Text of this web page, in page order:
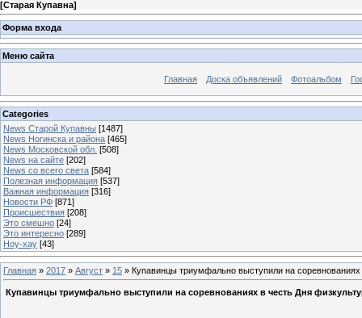
[Старая Купавна]
Форма входа
Меню сайта
Главная Доска объявлений Фотоальбом
Categories
News Старой Купавны [1487]
News Ногинска и района [465]
News Московской обл. [508]
News на сайте [202]
News со всего света [584]
Полезная информация [537]
Важная информация [316]
Новости РФ [871]
Происшествия [208]
Это смешно [24]
Это интересно [289]
Ноу-хау [43]
Главная » 2017 » Август » 15 » Купавинцы триумфально выступили на соревнованиях
Купавинцы триумфально выступили на соревнованиях в честь Дня